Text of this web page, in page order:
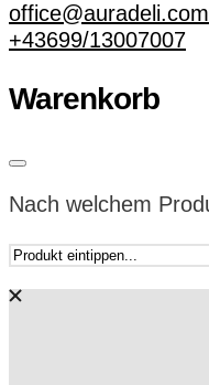
office@auradeli.com
+43699/13007007
Warenkorb
Nach welchem